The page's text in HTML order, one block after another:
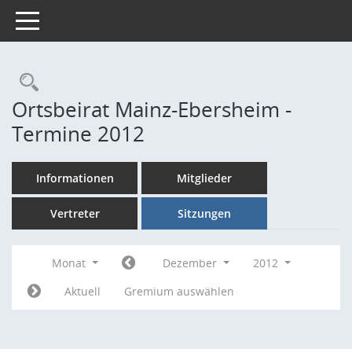
Toggle navigation
Rechercheauswahl
Ortsbeirat Mainz-Ebersheim -
Termine 2012
Informationen Mitglieder
Vertreter Sitzungen
Monat Dezember
2012
Aktuell
Gremium auswählen